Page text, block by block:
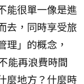
能很單一像是進
去，同時享受旅
理」的概念，
能再浪費時間
麼地方？什麼時